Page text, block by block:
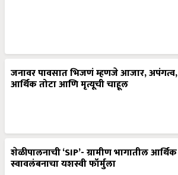
जनावर पावसात भिजणं म्हणजे आजार, अपंगत्व,
आर्थिक तोटा आणि मृत्यूची चाहूल
शेळीपालनाची ‘SIP’- ग्रामीण भागातील आर्थिक
स्वावलंबनाचा यशस्वी फॉर्मुला